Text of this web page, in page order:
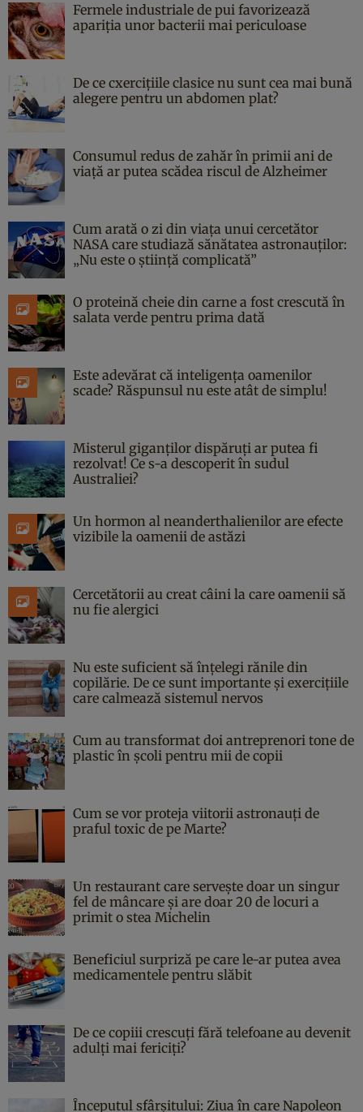
Fermele industriale de pui favorizează
apariția unor bacterii mai periculoase
De ce cxercițiile clasice nu sunt cea mai bună
alegere pentru un abdomen plat?
Consumul redus de zahăr în primii ani de
viață ar putea scădea riscul de Alzheimer
Cum arată o zi din viața unui cercetător
NASA care studiază sănătatea astronauților:
„Nu este o știință complicată”
O proteină cheie din carne a fost crescută în
salata verde pentru prima dată
Este adevărat că inteligența oamenilor
scade? Răspunsul nu este atât de simplu!
Misterul giganților dispăruți ar putea fi
rezolvat! Ce s-a descoperit în sudul
Australiei?
Un hormon al neanderthalienilor are efecte
vizibile la oamenii de astăzi
Cercetătorii au creat câini la care oamenii să
nu fie alergici
Nu este suficient să înțelegi rănile din
copilărie. De ce sunt importante și exercițiile
care calmează sistemul nervos
Cum au transformat doi antreprenori tone de
plastic în școli pentru mii de copii
Cum se vor proteja viitorii astronauți de
praful toxic de pe Marte?
Un restaurant care servește doar un singur
fel de mâncare și are doar 20 de locuri a
primit o stea Michelin
Beneficiul surpriză pe care le-ar putea avea
medicamentele pentru slăbit
De ce copiii crescuți fără telefoane au devenit
adulți mai fericiți?
Începutul sfârşitului: Ziua în care Napoleon